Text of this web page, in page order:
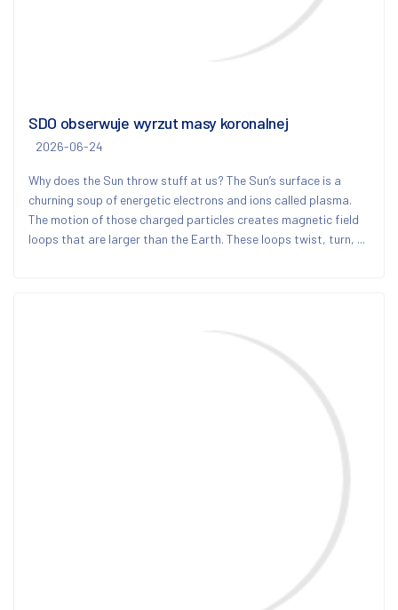
SDO obserwuje wyrzut masy koronalnej
2026-06-24
Why does the Sun throw stuff at us? The Sun’s surface is a
churning soup of energetic electrons and ions called plasma.
The motion of those charged particles creates magnetic field
loops that are larger than the Earth. These loops twist, turn, ...